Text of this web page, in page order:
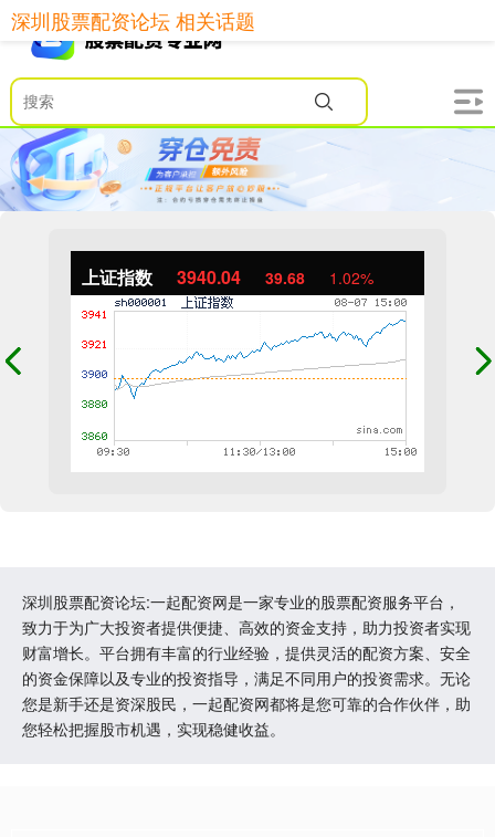
上证指数 3940.04 39.68 1.02%
深圳股票配资论坛:一起配资网是一家专业的股票配资服务平台，
致力于为广大投资者提供便捷、高效的资金支持，助力投资者实现
财富增长。平台拥有丰富的行业经验，提供灵活的配资方案、安全
的资金保障以及专业的投资指导，满足不同用户的投资需求。无论
您是新手还是资深股民，一起配资网都将是您可靠的合作伙伴，助
您轻松把握股市机遇，实现稳健收益。
深圳股票配资论坛 相关话题